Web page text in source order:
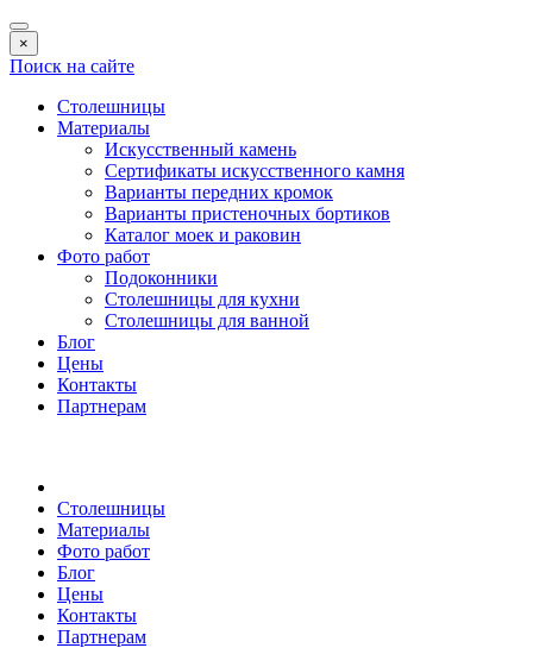
×
Поиск на сайте
Столешницы
Материалы
Искусственный камень
Сертификаты искусственного камня
Варианты передних кромок
Варианты пристеночных бортиков
Каталог моек и раковин
Фото работ
Подоконники
Столешницы для кухни
Столешницы для ванной
Блог
Цены
Контакты
Партнерам
Столешницы
Материалы
Фото работ
Блог
Цены
Контакты
Партнерам